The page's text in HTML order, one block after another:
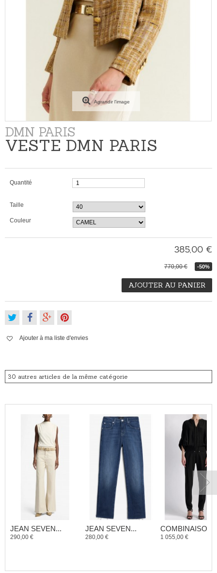
Agrandir l'image
DMN PARIS
VESTE DMN PARIS
Quantité
Taille
Couleur
385,00 €
-50%
770,00 €
AJOUTER AU PANIER
Ajouter à ma liste d'envies
30 autres articles de la même catégorie
JEAN SEVEN...
290,00 €
JEAN SEVEN...
280,00 € 1 055,00 €